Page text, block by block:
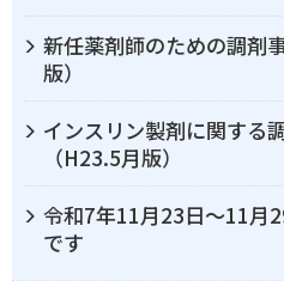
新任薬剤師のための調剤
版）
インスリン製剤に関する
（H23.5月版）
令和7年11月23日～11月
です